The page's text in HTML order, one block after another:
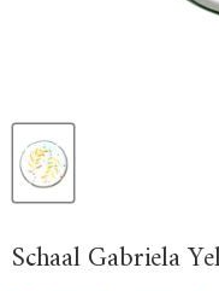
Schaal Gabriela